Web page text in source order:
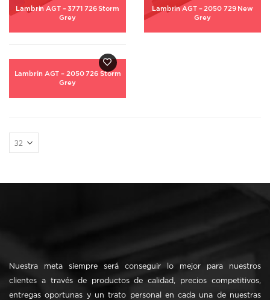
Lambrin AGT – 3771 726 Storm
Grey
Lambrin AGT – 2050 729 New
Grey
Lambrin AGT – 2050 726 Storm
Grey
Nuestra meta siempre será conseguir lo mejor para nuestros
clientes a través de productos de calidad, precios competitivos,
entregas oportunas y un trato personal en cada una de nuestras